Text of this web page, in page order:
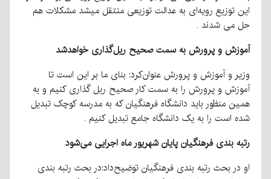
این توزیع رویه‌ای به عدالت توزیعی منتقل میشد مشکلات هم
حل می شدند .
آموزش و پرورش به سمت صحیح ریل‌گذاری خواهدشد
وزیر و آموزش و پرورش عنوان‌کرد: بنای ما بر این است تا
آموزش و پرورش را به سمت کار صحیح ریل گذاری کنیم و به
همین منظور باید دانشگاه فرهنگیان که به مدرسه کوچک تبدیل
شده است را به یک دانشگاه جامع تبدیل کنیم .
رتبه بندی فرهنگیان پایان شهریور ماه اجرایی می‌شود
او در بحث رتبه بندی فرهنگیان توضیح‌داد:در بحث رتبه بندی